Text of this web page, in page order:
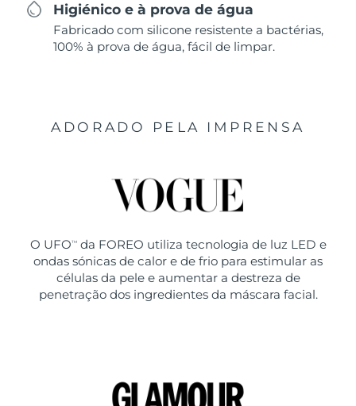
Higiénico e à prova de água
Fabricado com silicone resistente a bactérias,
100% à prova de água, fácil de limpar.
ADORADO PELA IMPRENSA
O UFO TMda FOREO utiliza tecnologia de luz LED e
ondas sónicas de calor e de frio para estimular as
células da pele e aumentar a destreza de
penetração dos ingredientes da máscara facial.